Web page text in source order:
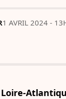
1 AVRIL 2024 -